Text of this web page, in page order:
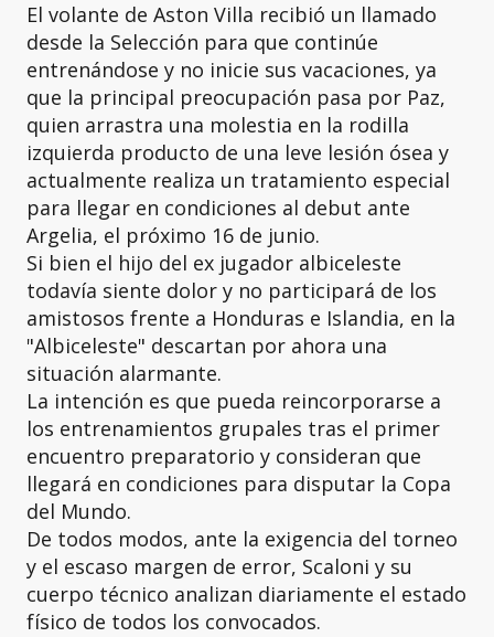
El volante de Aston Villa recibió un llamado
desde la Selección para que continúe
entrenándose y no inicie sus vacaciones, ya
que la principal preocupación pasa por Paz,
quien arrastra una molestia en la rodilla
izquierda producto de una leve lesión ósea y
actualmente realiza un tratamiento especial
para llegar en condiciones al debut ante
Argelia, el próximo 16 de junio.
Si bien el hijo del ex jugador albiceleste
todavía siente dolor y no participará de los
amistosos frente a Honduras e Islandia, en la
"Albiceleste" descartan por ahora una
situación alarmante.
La intención es que pueda reincorporarse a
los entrenamientos grupales tras el primer
encuentro preparatorio y consideran que
llegará en condiciones para disputar la Copa
del Mundo.
De todos modos, ante la exigencia del torneo
y el escaso margen de error, Scaloni y su
cuerpo técnico analizan diariamente el estado
físico de todos los convocados.